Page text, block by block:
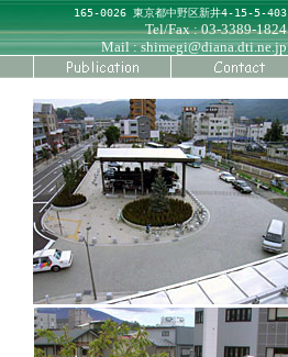
165-0026 東京都中野区新井4-15-5-403
Tel/Fax : 03-3389-1824
Mail :shimegi@diana.dti.ne.jp